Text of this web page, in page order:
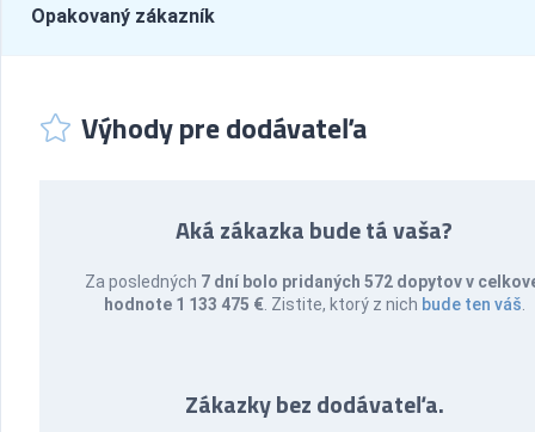
Opakovaný zákazník
Výhody pre dodávateľa
Aká zákazka bude tá vaša?
Za posledných 7 dní bolo pridaných 572 dopytov v
hodnote 1 133 475 € . Zistite, ktorý z nich bude ten váš
Zákazky bez dodávateľa.